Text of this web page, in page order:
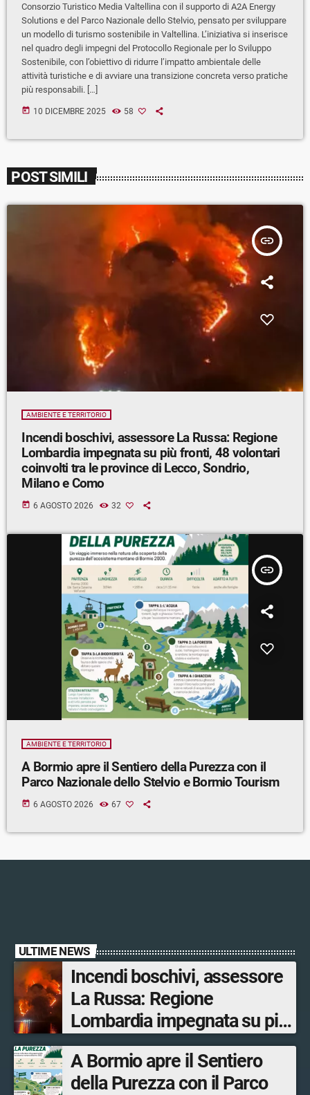
Consorzio Turistico Media Valtellina con il supporto di A2A Energy
Solutions e del Parco Nazionale dello Stelvio, pensato per sviluppare
un modello di turismo sostenibile in Valtellina. L’iniziativa si inserisce
nel quadro degli impegni del Protocollo Regionale per lo Sviluppo
Sostenibile, con l’obiettivo di ridurre l’impatto ambientale delle
attività turistiche e di avviare una transizione concreta verso pratiche
più responsabili. […]
today 10 DICEMBRE 2025 58
POST SIMILI
insert_link
AMBIENTE E TERRITORIO
Incendi boschivi, assessore La Russa: Regione
Lombardia impegnata su più fronti, 48 volontari
coinvolti tra le province di Lecco, Sondrio,
Milano e Como
today 6 AGOSTO 2026 32
insert_link
AMBIENTE E TERRITORIO
A Bormio apre il Sentiero della Purezza con il
Parco Nazionale dello Stelvio e Bormio Tourism
today 6 AGOSTO 2026 67
ULTIME NEWS
Incendi boschivi, assessore
La Russa: Regione
Lombardia impegnata su più
fronti, 48 volontari coinvolti
tra le province di Lecco,
Sondrio, Milano e Como
A Bormio apre il Sentiero
della Purezza con il Parco